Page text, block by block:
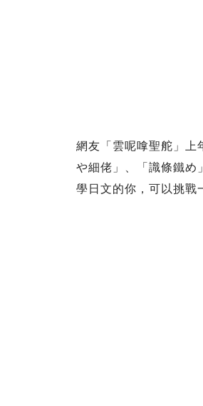
網友「雲呢嗱聖舵」上
や細佬」、「識條鐵め
學日文的你，可以挑戰